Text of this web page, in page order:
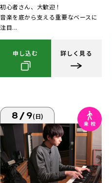
初心者さん、大歓迎！
音楽を底から支える重要なベースに
注目...
申し込む 詳しく見る
8/9(日)